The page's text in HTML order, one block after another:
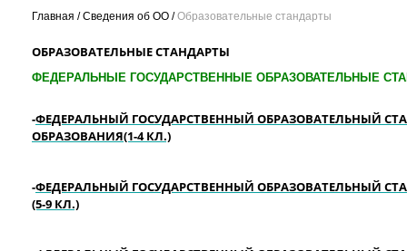
Главная Сведения об ОО Образовательные стандарты
ОБРАЗОВАТЕЛЬНЫЕ СТАНДАРТЫ
ФЕДЕРАЛЬНЫЕ ГОСУДАРСТВЕННЫЕ ОБРАЗОВАТЕЛЬНЫЕ
-ФЕДЕРАЛЬНЫЙ ГОСУДАРСТВЕННЫЙ ОБРАЗОВАТЕЛЬНЫЙ
ОБРАЗОВАНИЯ(1-4 КЛ.)
-ФЕДЕРАЛЬНЫЙ ГОСУДАРСТВЕННЫЙ ОБРАЗОВАТЕЛЬНЫЙ
(5-9 КЛ.)